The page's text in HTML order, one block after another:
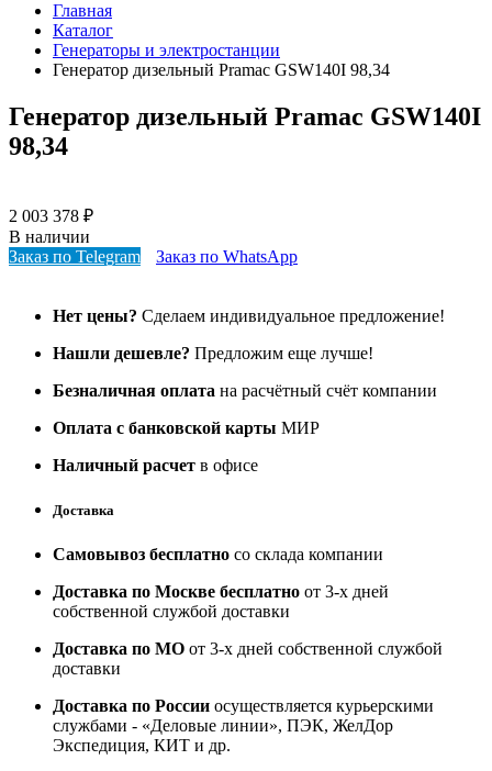
Главная
Каталог
Генераторы и электростанции
Генератор дизельный Pramac GSW140I 98,34
Генератор дизельный Pramac GSW140I
98,34
2 003 378 ₽
В наличии
Заказ по Telegram
Заказ по WhatsApp
Нет цены? Сделаем индивидуальное предложение!
Нашли дешевле? Предложим еще лучше!
Безналичная оплата на расчётный счёт компании
Оплата с банковской карты МИР
Наличный расчет в офисе
Доставка
Самовывоз бесплатно со склада компании
Доставка по Москве бесплатно от 3-х дней
собственной службой доставки
Доставка по МО от 3-х дней собственной службой
доставки
Доставка по России осуществляется курьерскими
службами - «Деловые линии», ПЭК, ЖелДор
Экспедиция, КИТ и др.